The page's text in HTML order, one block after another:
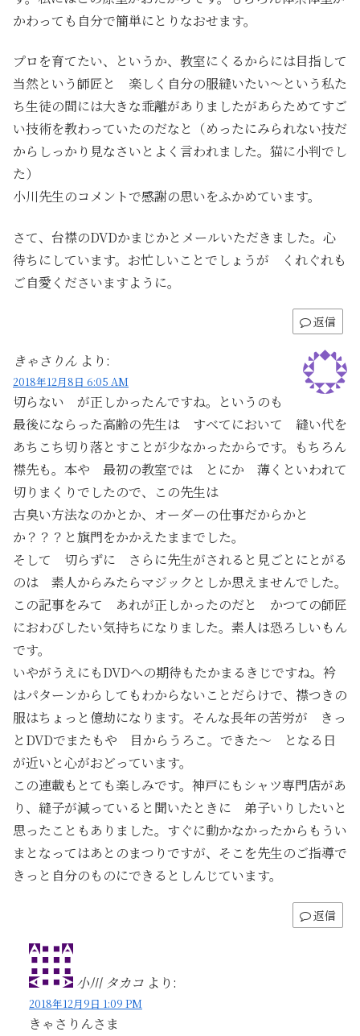
かわっても自分で簡単にとりなおせます。
プロを育てたい、というか、教室にくるからには目指して
当然という師匠と 楽しく自分の服縫いたい～という私た
ち生徒の間には大きな乖離がありましたがあらためてすご
い技術を教わっていたのだなと（めったにみられない技だ
からしっかり見なさいとよく言われました。猫に小判でし
た）
小川先生のコメントで感謝の思いをふかめています。
さて、台襟のDVDかまじかとメールいただきました。心
待ちにしています。お忙しいことでしょうが くれぐれも
ご自愛くださいますように。
返信
きゃさりん より:
2018年12月8日 6:05 AM
切らない が正しかったんですね。というのも
最後にならった高齢の先生は すべてにおいて 縫い代を
あちこち切り落とすことが少なかったからです。もちろん
襟先も。本や 最初の教室では とにか 薄くといわれて
切りまくりでしたので、この先生は
古臭い方法なのかとか、オーダーの仕事だからかと
か？？？と旗門をかかえたままでした。
そして 切らずに さらに先生がされると見ごとにとがる
のは 素人からみたらマジックとしか思えませんでした。
この記事をみて あれが正しかったのだと かつての師匠
におわびしたい気持ちになりました。素人は恐ろしいもん
です。
いやがうえにもDVDへの期待もたかまるきじですね。衿
はパターンからしてもわからないことだらけで、襟つきの
服はちょっと億劫になります。そんな長年の苦労が きっ
とDVDでまたもや 目からうろこ。できた～ となる日
が近いと心がおどっています。
この連載もとても楽しみです。神戸にもシャツ専門店があ
り、縫子が減っていると聞いたときに 弟子いりしたいと
思ったこともありました。すぐに動かなかったからもうい
まとなってはあとのまつりですが、そこを先生のご指導で
きっと自分のものにできるとしんじています。
返信
小川 タカコ より:
2018年12月9日 1:09 PM
きゃさりんさま